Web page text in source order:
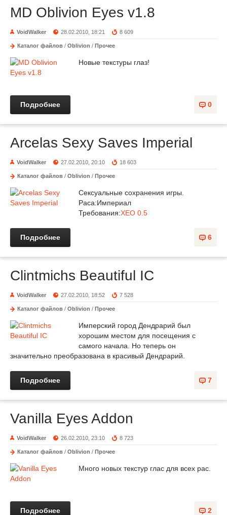
MD Oblivion Eyes v1.8
VoidWalker 28.02.2010, 18:21 8 609
Каталог файлов / Oblivion / Прочее
Новые текстуры глаз!
0
Подробнее
Arcelas Sexy Saves Imperial
VoidWalker 27.02.2010, 20:10 18 603
Каталог файлов / Oblivion / Прочее
Сексуальные сохранения игры.
Раса:Империал
Требования:XEO 0.5
6
Подробнее
Clintmichs Beautiful IC
VoidWalker 27.02.2010, 18:52 7 528
Каталог файлов / Oblivion / Прочее
Имперский город Дендрарий был
хорошим местом для посещения с
самого начала. Но теперь он
значительно преобразована в красивый Дендрарий.
7
Подробнее
Vanilla Eyes Addon
VoidWalker 26.02.2010, 23:10 8 723
Каталог файлов / Oblivion / Прочее
Много новых текстур глас для всех рас.
2
Подробнее